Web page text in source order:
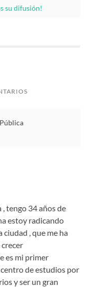
su difusión!
Pública
tengo 34 años de
estoy radicando
ciudad , que me ha
es mi primer
de estudios por
y ser un gran